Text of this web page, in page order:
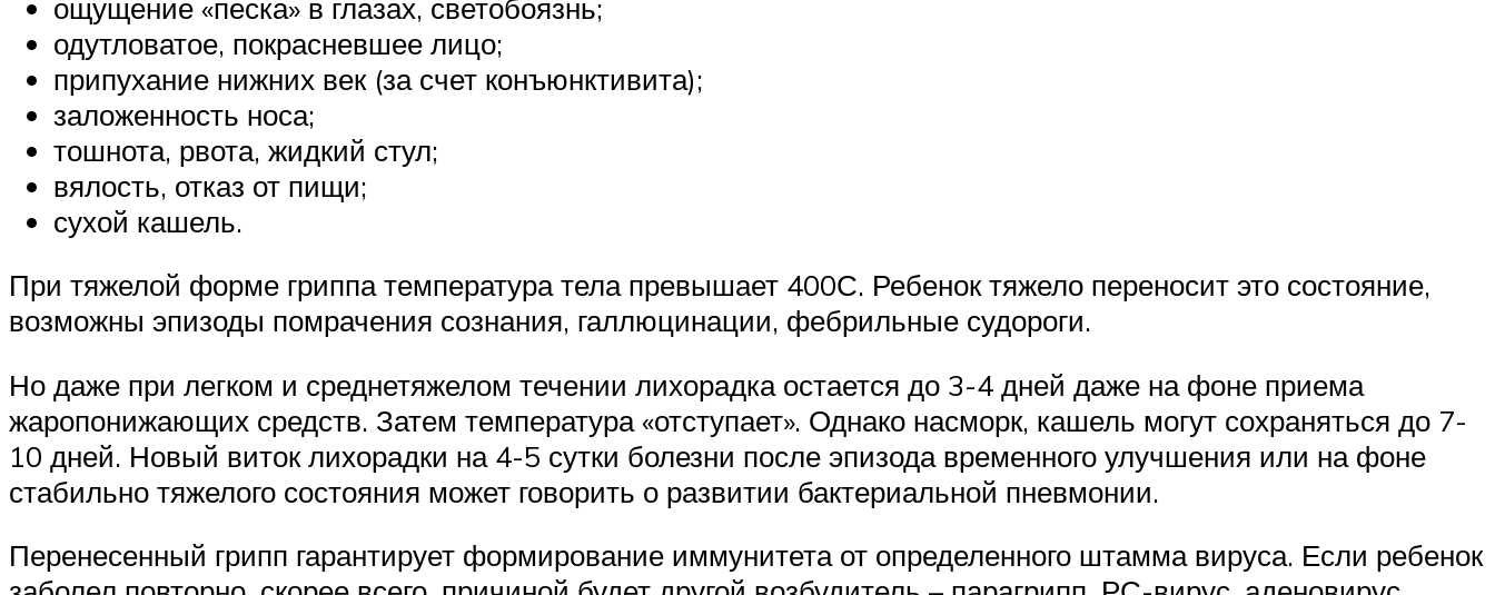
ощущение «песка» в глазах, светобоязнь;
одутловатое, покрасневшее лицо;
припухание нижних век (за счет конъюнктивита);
заложенность носа;
тошнота, рвота, жидкий стул;
вялость, отказ от пищи;
сухой кашель.
При тяжелой форме гриппа температура тела превышает 400С. Ребенок тяжело переносит это состояние,
возможны эпизоды помрачения сознания, галлюцинации, фебрильные судороги.
Но даже при легком и среднетяжелом течении лихорадка остается до 3-4 дней даже на фоне приема
жаропонижающих средств. Затем температура «отступает». Однако насморк, кашель могут сохраняться до 7-
10 дней. Новый виток лихорадки на 4-5 сутки болезни после эпизода временного улучшения или на фоне
стабильно тяжелого состояния может говорить о развитии бактериальной пневмонии.
Перенесенный грипп гарантирует формирование иммунитета от определенного штамма вируса. Если ребенок